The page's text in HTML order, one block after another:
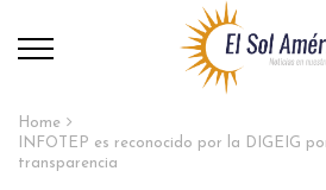
Home
INFOTEP es reconocido por la DIGEIG
transparencia